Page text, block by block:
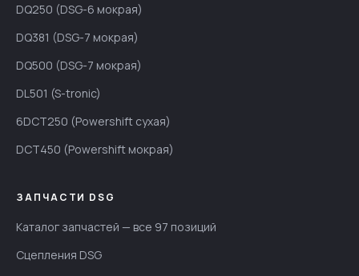
DQ250 (DSG-6 мокрая)
DQ381 (DSG-7 мокрая)
DQ500 (DSG-7 мокрая)
DL501 (S-tronic)
6DCT250 (Powershift сухая)
DCT450 (Powershift мокрая)
ЗАПЧАСТИ DSG
Каталог запчастей — все 97 позиций
Сцепления DSG